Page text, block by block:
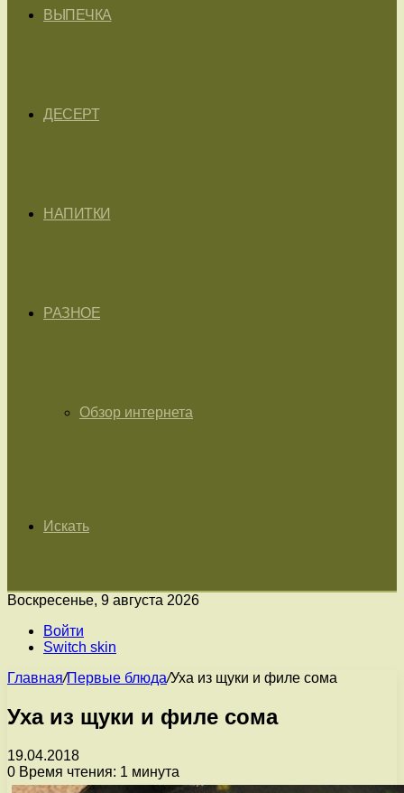
ВЫПЕЧКА
ДЕСЕРТ
НАПИТКИ
РАЗНОЕ
Обзор интернета
Искать
Воскресенье, 9 августа 2026
Войти
Switch skin
Главная/Первые блюда/Уха из щуки и филе сома
Уха из щуки и филе сома
19.04.2018
0 Время чтения: 1 минута